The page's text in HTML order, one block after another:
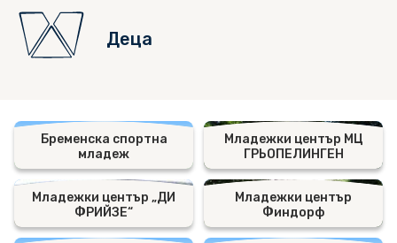
л
Деца
Бременска спортна
младеж
Младежки център МЦ
ГРЬОПЕЛИНГЕН
Младежки център „ДИ
ФРИЙЗЕ“
Младежки център
Финдорф